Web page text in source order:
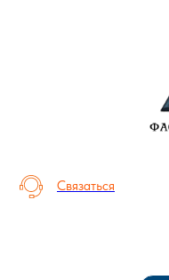
Связаться